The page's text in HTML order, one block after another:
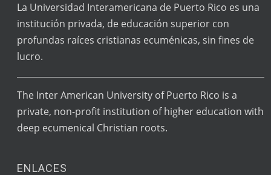
La Universidad Interamericana de Puerto Rico es una
institución privada, de educación superior con
profundas raíces cristianas ecuménicas, sin fines de
lucro.
The Inter American University of Puerto Rico is a
private, non-profit institution of higher education with
deep ecumenical Christian roots.
ENLACES